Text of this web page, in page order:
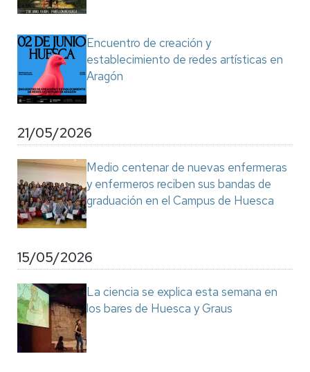
Encuentro de creación y
establecimiento de redes artísticas en
Aragón
21/05/2026
Medio centenar de nuevas enfermeras
y enfermeros reciben sus bandas de
graduación en el Campus de Huesca
15/05/2026
La ciencia se explica esta semana en
los bares de Huesca y Graus